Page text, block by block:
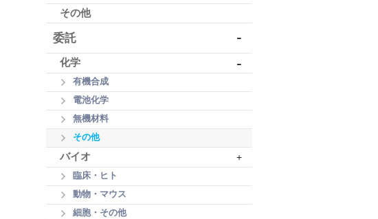
その他
委託 -
化学 -
有機合成
電池化学
無機材料
その他
バイオ +
臨床・ヒト
動物・マウス
細胞・その他